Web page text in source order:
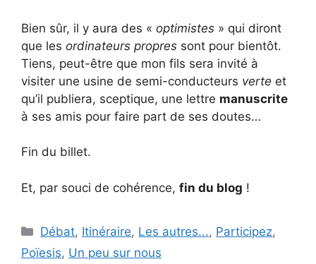
Bien sûr, il y aura des « optimistes » qui diront
que les ordinateurs propres sont pour bientôt.
Tiens, peut-être que mon fils sera invité à
visiter une usine de semi-conducteurs verte et
qu’il publiera, sceptique, une lettre manuscrite
à ses amis pour faire part de ses doutes…
Fin du billet.
Et, par souci de cohérence, fin du blog !
Catégories
Débat, Itinéraire, Les autres..., Participez,
Poïesis, Un peu sur nous